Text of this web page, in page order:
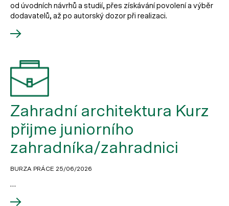
od úvodních návrhů a studií, přes získávání povolení a výběr
dodavatelů, až po autorský dozor při realizaci.
Zahradní architektura Kurz
přijme juniorního
zahradníka/zahradnici
BURZA PRÁCE 25/06/2026
…